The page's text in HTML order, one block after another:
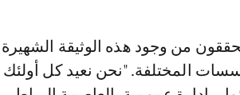
من وجود هذه الوثيقة
المختلفة. "نحن نعيد كل أولئك